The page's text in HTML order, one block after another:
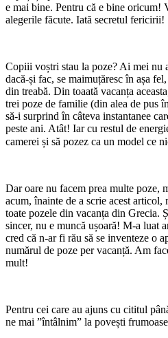
e mai bine. Pentru că e bine oricum!
alegerile făcute. Iată secretul fericirii!
Copiii voștri stau la poze? Ai mei nu
dacă-și fac, se maimuțăresc în așa
din treabă. Din toaată vacanța
trei poze de familie (din alea de pus
să-i surprind în câteva instantanee
peste ani. Atât! Iar cu restul de
camerei și să pozez ca un model ce
Dar oare nu facem prea multe poze,
acum, înainte de a scrie acest
toate pozele din vacanța din Grecia.
sincer, nu e muncă ușoară! M-a luat
cred că n-ar fi rău să se inventeze o
numărul de poze per vacanță. Am
mult!
Pentru cei care au ajuns cu cititul
ne mai ”întâlnim” la povești